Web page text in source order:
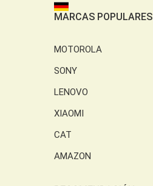
MARCAS POPULARES
MOTOROLA
SONY
LENOVO
XIAOMI
CAT
AMAZON